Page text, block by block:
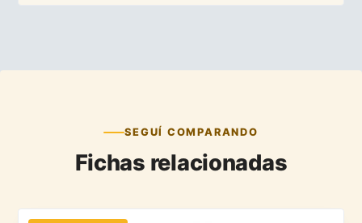
SEGUÍ COMPARANDO
Fichas relacionadas